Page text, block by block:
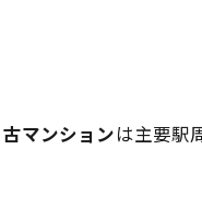
マンションは主要駅